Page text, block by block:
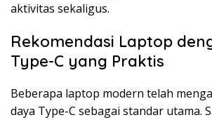
aktivitas sekaligus.
Rekomendasi Laptop
Type-C yang Praktis
Beberapa laptop modern telah
daya Type-C sebagai standar utama.